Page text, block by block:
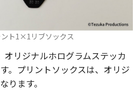
ト1×1リブソックス
オリジナルホログラムステッカ
。プリントソックスは、オリジ
ります。